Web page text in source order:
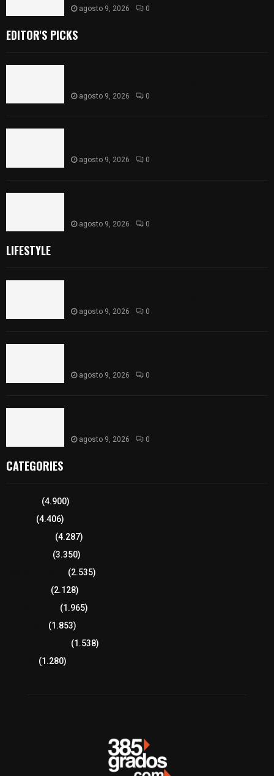
agosto 9, 2026 0
EDITOR'S PICKS
agosto 9, 2026 0
agosto 9, 2026 0
agosto 9, 2026 0
LIFESTYLE
agosto 9, 2026 0
agosto 9, 2026 0
agosto 9, 2026 0
CATEGORIES
(4.900)
(4.406)
(4.287)
(3.350)
(2.535)
(2.128)
(1.965)
(1.853)
(1.538)
(1.280)